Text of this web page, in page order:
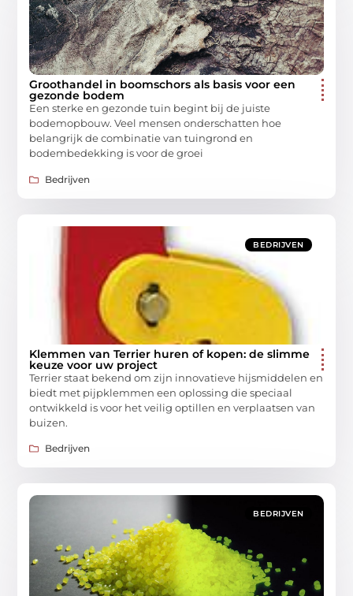
Groothandel in boomschors als basis voor een
gezonde bodem
Een sterke en gezonde tuin begint bij de juiste
bodemopbouw. Veel mensen onderschatten hoe
belangrijk de combinatie van tuingrond en
bodembedekking is voor de groei
Bedrijven
BEDRIJVEN
Klemmen van Terrier huren of kopen: de slimme
keuze voor uw project
Terrier staat bekend om zijn innovatieve hijsmiddelen en
biedt met pijpklemmen een oplossing die speciaal
ontwikkeld is voor het veilig optillen en verplaatsen van
buizen.
Bedrijven
BEDRIJVEN